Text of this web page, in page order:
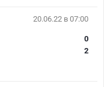
20.06.22 в 07:00
0
2